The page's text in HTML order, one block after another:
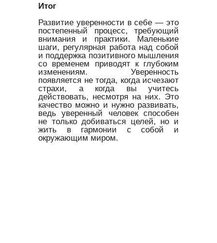
Итог
Развитие уверенности в себе — это
постепенный процесс, требующий
внимания и практики. Маленькие
шаги, регулярная работа над собой
и поддержка позитивного мышления
со временем приводят к глубоким
изменениям. Уверенность
появляется не тогда, когда исчезают
страхи, а когда вы учитесь
действовать, несмотря на них. Это
качество можно и нужно развивать,
ведь уверенный человек способен
не только добиваться целей, но и
жить в гармонии с собой и
окружающим миром.